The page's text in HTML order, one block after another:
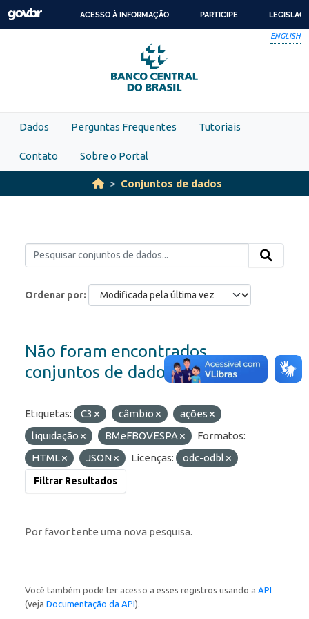
Skip to main content
PARA
O
CONTEÚDO
ACESSO À INFORMAÇÃO PARTICIPE
ENGLISH
Dados Perguntas Frequentes Tutoriais
Contato Sobre o Portal
Conjuntos de dados
Ordenar por
Não foram encontrados
conjuntos de dados
Etiquetas: C3 câmbio
ações
liquidação
BMeFBOVESPA
Formatos:
HTML
JSON Licenças: odc-odbl
Filtrar Resultados
Por favor tente uma nova pesquisa.
Você também pode ter acesso a esses registros usando a API
(veja Documentação da API).